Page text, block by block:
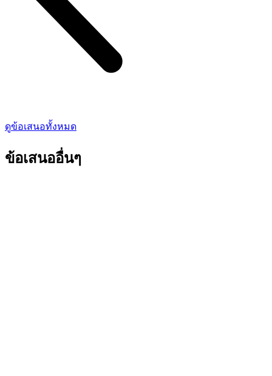
ดูข้อเสนอทั้งหมด
ข้อเสนออื่นๆ